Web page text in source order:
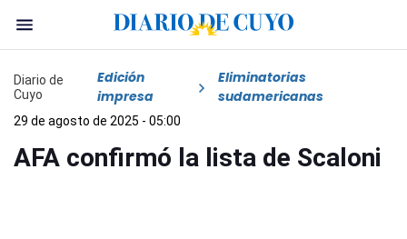
Diario de
Cuyo
Edición
impresa
Eliminatorias
sudamericanas
29 de agosto de 2025 - 05:00
AFA confirmó la lista de Scaloni